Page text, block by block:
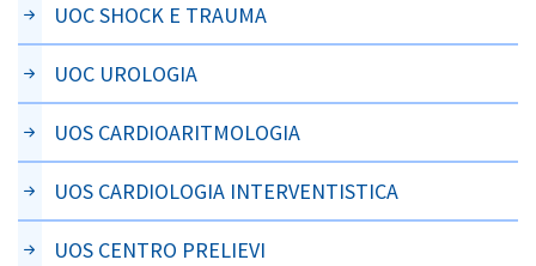
UOC SHOCK E TRAUMA
UOC UROLOGIA
UOS CARDIOARITMOLOGIA
UOS CARDIOLOGIA INTERVENTISTICA
UOS CENTRO PRELIEVI